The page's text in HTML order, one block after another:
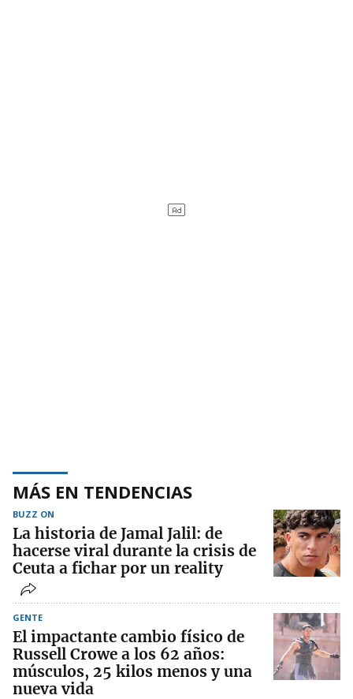
MÁS EN TENDENCIAS
BUZZ ON
La historia de Jamal Jalil: de
hacerse viral durante la crisis de
Ceuta a fichar por un reality
GENTE
El impactante cambio físico de
Russell Crowe a los 62 años:
músculos, 25 kilos menos y una
nueva vida